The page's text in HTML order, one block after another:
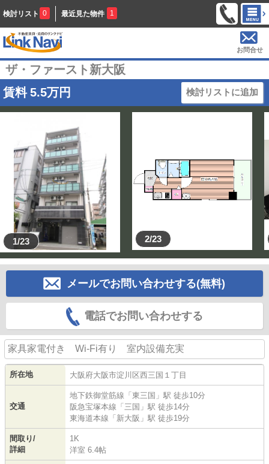
検討リスト 0 最近見た物件 1
お問合せ
ザ・ファースト新大阪
賃料 5.5万円 検討リストに追加
1/23 2/23
メールでお問い合わせする(無料)
電話でお問い合わせする
家具家電付き Wi-Fi有り 室内設備充実
所在地 大阪府大阪市淀川区西三国 １丁目
交通
地下鉄御堂筋線 「 東三国 」駅 徒歩10分
阪急宝塚本線 「 三国 」駅 徒歩14分
東海道本線 「 新大阪 」駅 徒歩19分
間取り/
詳細
1K
洋室 6.4帖